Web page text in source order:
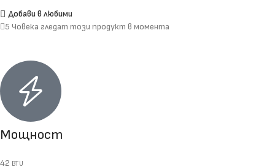
Добави в любими
5 Човека гледат този продукт в момента
Мощност
42 BTU